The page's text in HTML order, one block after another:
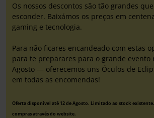
Os nossos descontos são tão grandes
esconder. Baixámos os preços em
gaming e tecnologia.
Para não ficares encandeado com estas
para te preparares para o grande evento
Agosto — oferecemos uns Óculos de
em todas as encomendas!
Oferta disponível até 12 de Agosto. Limitado ao stock
compras através do website.